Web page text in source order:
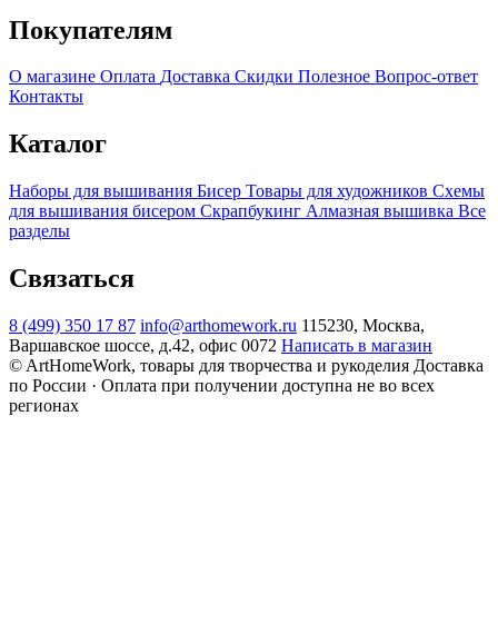
Покупателям
О магазине Оплата Доставка Скидки Полезное Вопрос-ответ
Контакты
Каталог
Наборы для вышивания Бисер Товары для художников Схемы
для вышивания бисером Скрапбукинг Алмазная вышивка Все
разделы
Связаться
8 (499) 350 17 87 info@arthomework.ru 115230, Москва,
Варшавское шоссе, д.42, офис 0072 Написать в магазин
© ArtHomeWork, товары для творчества и рукоделия Доставка
по России · Оплата при получении доступна не во всех
регионах